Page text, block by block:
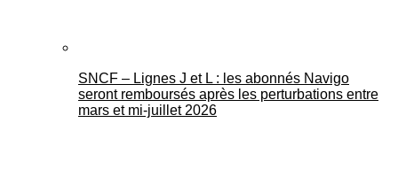
SNCF – Lignes J et L : les abonnés Navigo
seront remboursés après les perturbations entre
mars et mi-juillet 2026